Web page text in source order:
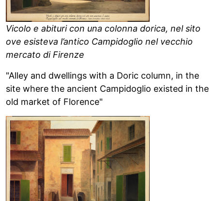
Vicolo e abituri con una colonna dorica, nel sito
ove esisteva l’antico Campidoglio nel vecchio
mercato di Firenze
"Alley and dwellings with a Doric column, in the
site where the ancient Campidoglio existed in the
old market of Florence"